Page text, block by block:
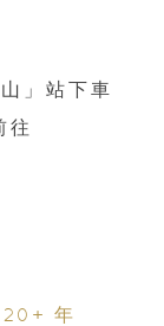
」站下車
往
20+ 年